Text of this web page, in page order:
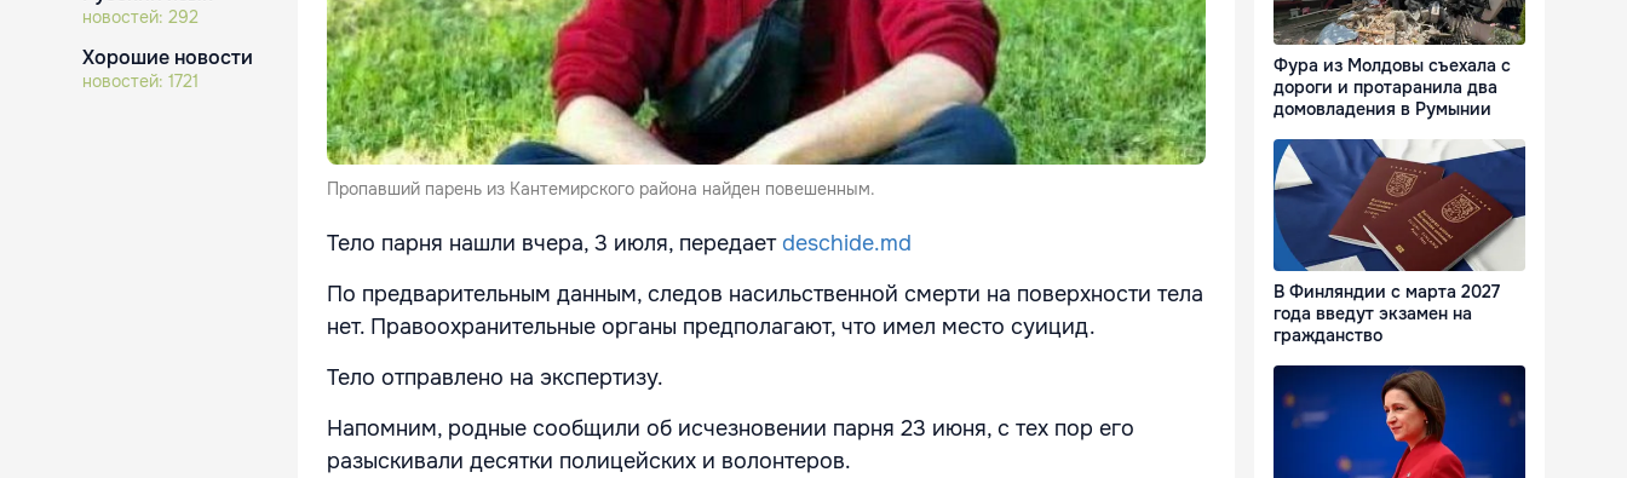
новостей: 292
Хорошие новости
новостей: 1721
Пропавший парень из Кантемирского района найден повешенным.
Тело парня нашли вчера, 3 июля, передает deschide.md
По предварительным данным, следов насильственной смерти на поверхности тела
нет. Правоохранительные органы предполагают, что имел место суицид.
Тело отправлено на экспертизу.
Напомним, родные сообщили об исчезновении парня 23 июня, с тех пор его
разыскивали десятки полицейских и волонтеров.
Фура из Молдовы съехала с
дороги и протаранила два
домовладения в Румынии
В Финляндии с марта 2027
года введут экзамен на
гражданство